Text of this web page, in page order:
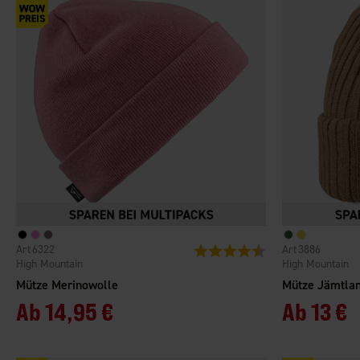
Mütze Merinowolle
High Mountain
6322
Ab14,95 €
Bewertung: 4.5 von 5 Sternen
Mütze
High Mountain
3886
Ab13 €